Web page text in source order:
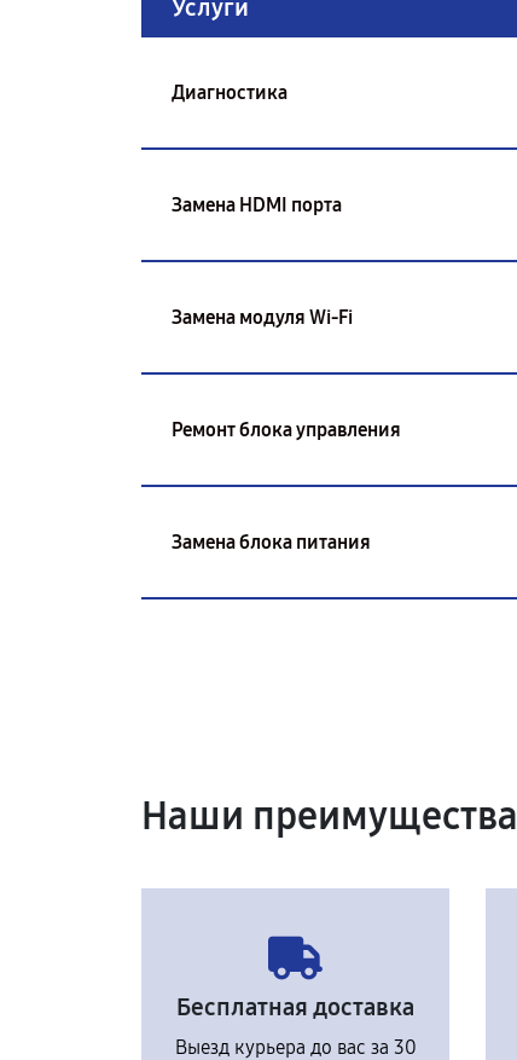
Услуги
Диагностика
Замена HDMI порта
Замена модуля Wi-Fi
Ремонт блока управления
Замена блока питания
Наши преимущества
Бесплатная доставка
Выезд курьера до вас за 30